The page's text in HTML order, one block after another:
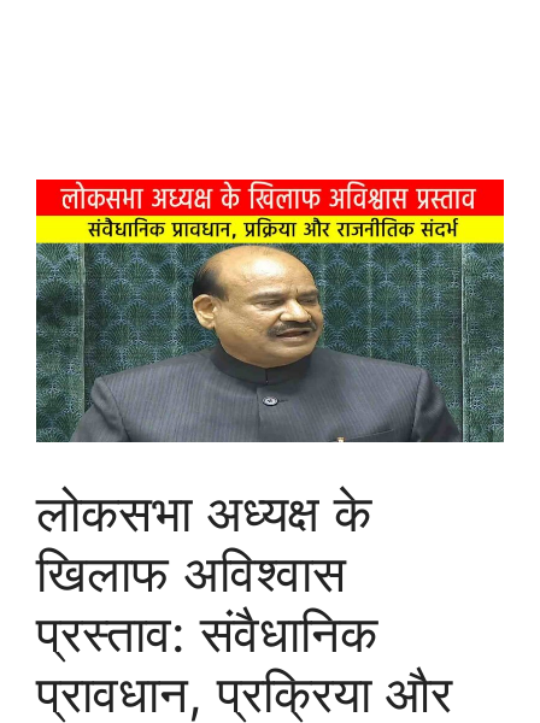
लोकसभा अध्यक्ष के
खिलाफ अविश्वास
प्रस्ताव: संवैधानिक
प्रावधान, प्रक्रिया और